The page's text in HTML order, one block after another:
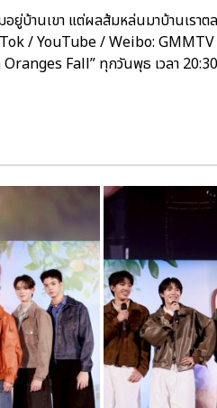
ยู่บ้านเขา แต่ผลส้มหล่นมาบ้านเรา
/ YouTube / Weibo: GMMTV
Fall” ทุกวันพุธ เวลา